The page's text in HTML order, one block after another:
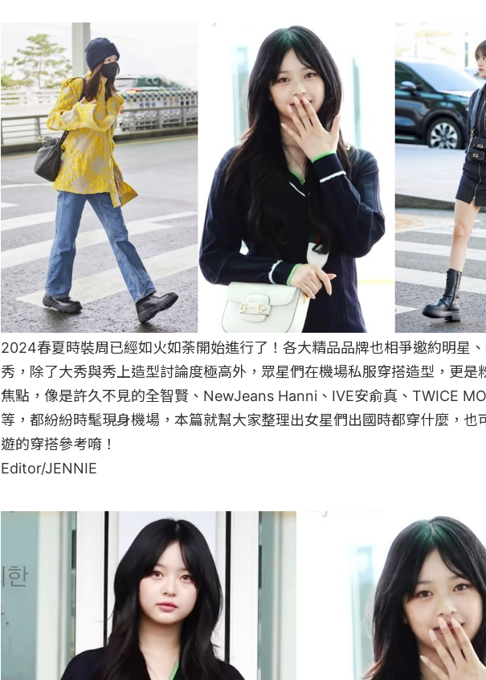
2024春夏時裝周已經如火如荼開始進行了！各大精品品牌也相爭邀約明星
秀，除了大秀與秀上造型討論度極高外，眾星們在機場私服穿搭造型，更是
焦點，像是許久不見的全智賢、NewJeans Hanni、IVE安俞真、TWICE
等，都紛紛時髦現身機場，本篇就幫大家整理出女星們出國時都穿什麼，也
遊的穿搭參考唷！
Editor/JENNIE